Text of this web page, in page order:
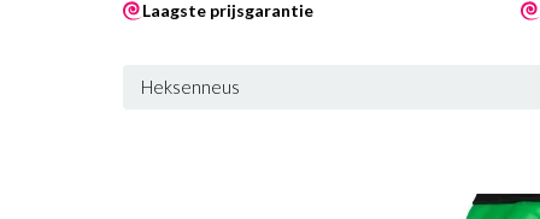
Laagste prijsgarantie
Heksenneus